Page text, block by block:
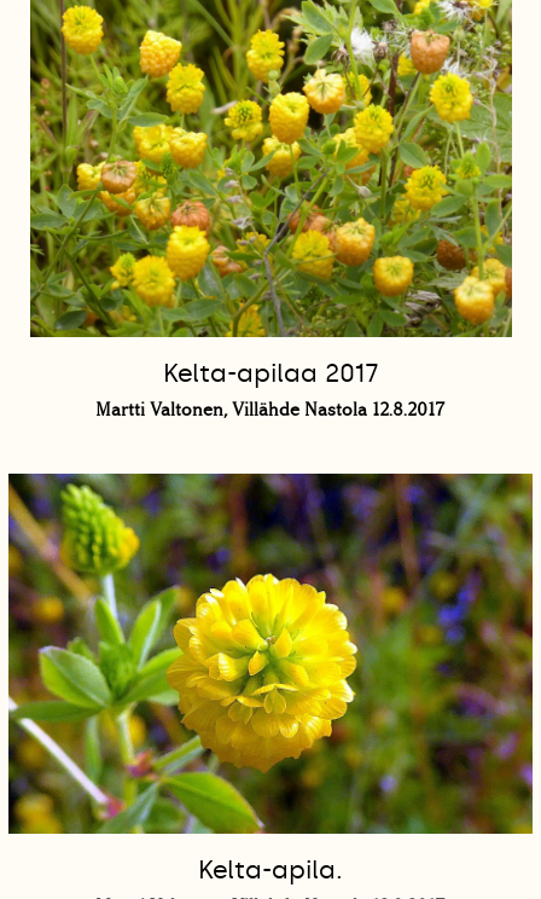
Kelta-apilaa 2017
Martti Valtonen, Villähde Nastola 12.8.2017
Kelta-apila.